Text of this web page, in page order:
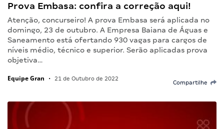
Prova Embasa: confira a correção aqui!
Atenção, concurseiro! A prova Embasa será aplicada no
domingo, 23 de outubro. A Empresa Baiana de Águas e
Saneamento está ofertando 930 vagas para cargos de
níveis médio, técnico e superior. Serão aplicadas prova
objetiva…
Equipe Gran • 21 de Outubro de 2022
Compartilhe